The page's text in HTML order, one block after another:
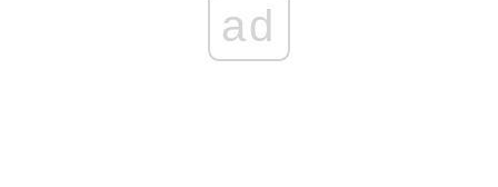
ad